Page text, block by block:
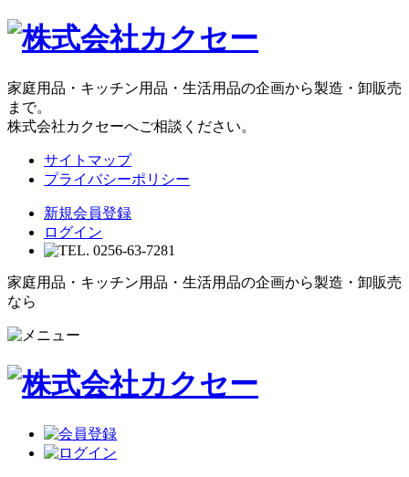
家庭用品・キッチン用品・生活用品の企画から製造・卸販売
まで。
株式会社カクセーへご相談ください。
サイトマップ
プライバシーポリシー
新規会員登録
ログイン
家庭用品・キッチン用品・生活用品の企画から製造・卸販売
なら